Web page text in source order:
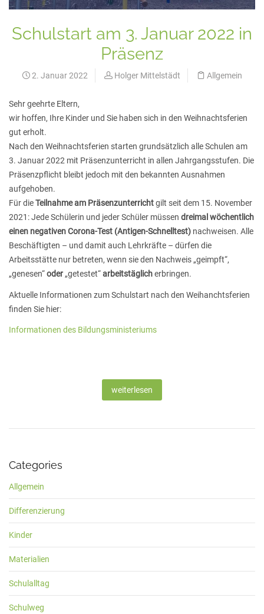
Schulstart am 3. Januar 2022 in
Präsenz
2. Januar 2022 Holger Mittelstädt Allgemein
Sehr geehrte Eltern,
wir hoffen, Ihre Kinder und Sie haben sich in den Weihnachtsferien
gut erholt.
Nach den Weihnachtsferien starten grundsätzlich alle Schulen am
3. Januar 2022 mit Präsenzunterricht in allen Jahrgangsstufen. Die
Präsenzpflicht bleibt jedoch mit den bekannten Ausnahmen
aufgehoben.
Für dieTeilnahme am Präsenzunterrichtgilt seit dem 15. November
2021: Jede Schülerin und jeder Schüler müssen dreimal wöchentlich
einen negativen Corona-Test (Antigen-Schnelltest) nachweisen. Alle
Beschäftigten – und damit auch Lehrkräfte – dürfen die
Arbeitsstätte nur betreten, wenn sie den Nachweis „geimpft“,
„genesen“oder „getestet“arbeitstäglicherbringen.
Aktuelle Informationen zum Schulstart nach den Weihanchtsferien
finden Sie hier:
Informationen des Bildungsministeriums
weiterlesen
Categories
Allgemein
Differenzierung
Kinder
Materialien
Schulalltag
Schulweg